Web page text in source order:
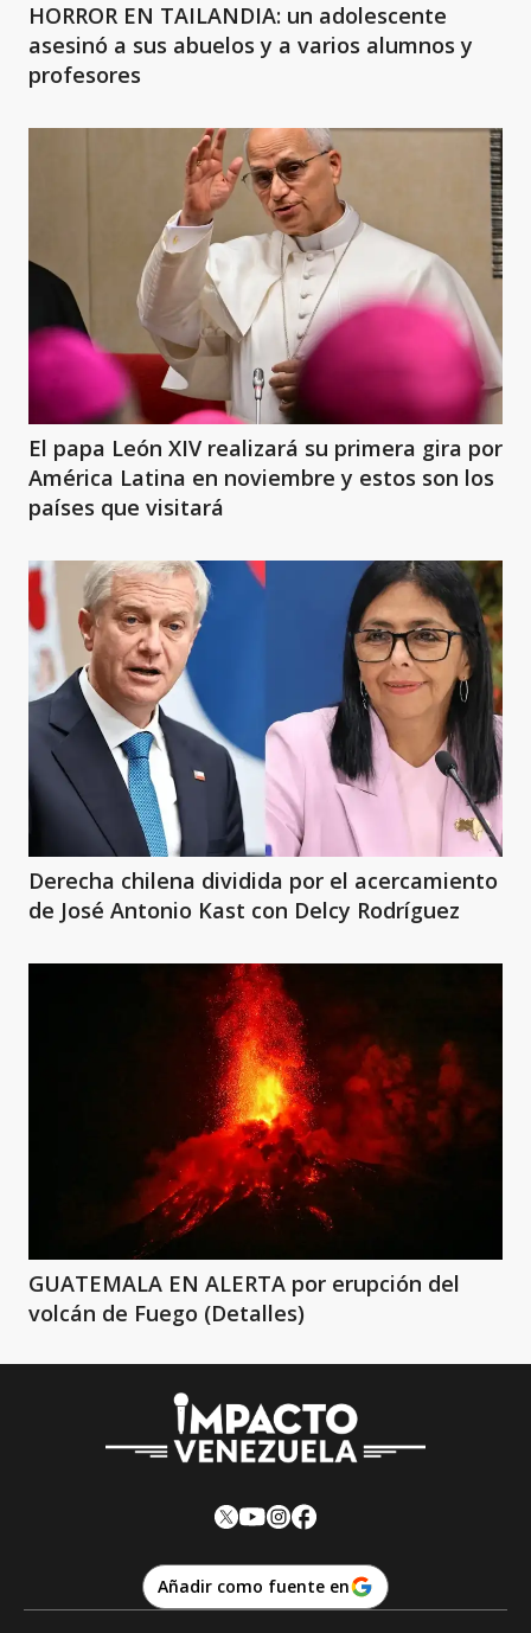
HORROR EN TAILANDIA: un adolescente
asesinó a sus abuelos y a varios alumnos y
profesores
El papa León XIV realizará su primera gira por
América Latina en noviembre y estos son los
países que visitará
Derecha chilena dividida por el acercamiento
de José Antonio Kast con Delcy Rodríguez
GUATEMALA EN ALERTA por erupción del
volcán de Fuego (Detalles)
Añadir como fuente en